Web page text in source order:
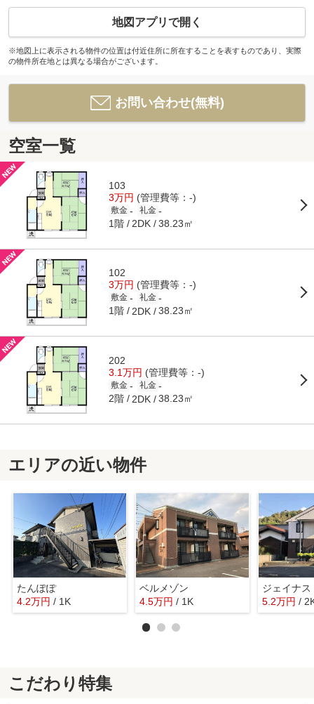
地図アプリで開く
※地図上に表示される物件の位置は付近住所に所在することを表すものであり、実際
の物件所在地とは異なる場合がございます。
お問い合わせ(無料)
空室一覧
103
3万円 (管理費等：-)
敷金 - 礼金 -
1階 2DK 38.23㎡
102
3万円 (管理費等：-)
敷金 - 礼金 -
1階 2DK 38.23㎡
202
3.1万円 (管理費等：-)
敷金 - 礼金 -
2階 2DK 38.23㎡
エリアの近い物件
たんぽぽ
4.2万円 / 1K
ベルメゾン
4.5万円 / 1K
ジェイナス
5.2万円 /
こだわり特集